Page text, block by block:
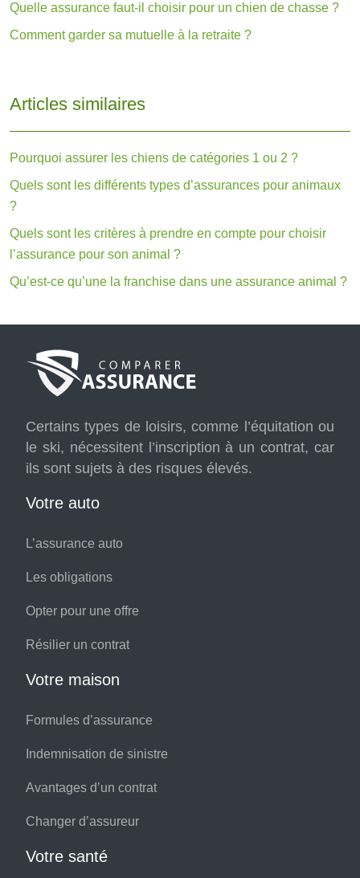
Quelle assurance faut-il choisir pour un chien de chasse ?
Comment garder sa mutuelle à la retraite ?
Articles similaires
Pourquoi assurer les chiens de catégories 1 ou 2 ?
Quels sont les différents types d’assurances pour animaux
?
Quels sont les critères à prendre en compte pour choisir
l’assurance pour son animal ?
Qu’est-ce qu’une la franchise dans une assurance animal ?
Certains types de loisirs, comme l’équitation ou
le ski, nécessitent l’inscription à un contrat, car
ils sont sujets à des risques élevés.
Votre auto
L’assurance auto
Les obligations
Opter pour une offre
Résilier un contrat
Votre maison
Formules d’assurance
Indemnisation de sinistre
Avantages d’un contrat
Changer d’assureur
Votre santé